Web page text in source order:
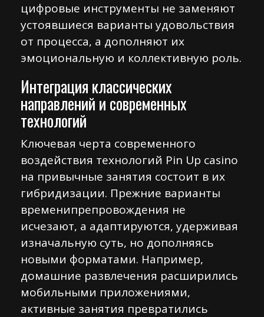
цифровые инструменты не заменяют
устоявшиеся варианты удовольствия
от процесса, а дополняют их
эмоциональную и коллективную роль.
Интеграция классических
направлений и современных
технологий
Ключевая черта современного
воздействия технологий Pin Up casino
на привычные занятия состоит в их
гибридизации. Прежние варианты
временипрепровождения не
исчезают, а адаптируются, удерживая
изначальную суть, но дополняясь
новыми форматами. Например,
домашние развлечения расширились
мобильными приложениями,
активные занятия превратились